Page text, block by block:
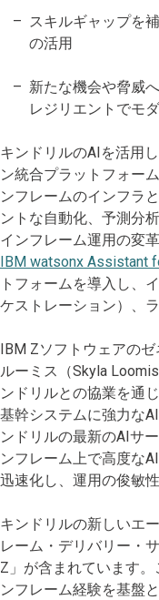
スキルギャップを
の活用
新たな機会や脅威
レジリエントでモ
キンドリルのAIを活用
ン統合プラットフォーム
ンフレームのインフラ
ントな自動化、予測分
インフレーム運用の変
IBM watsonx Assistant
トフォームを導入し、
ケストレーション）、
IBM Zソフトウェアの
ルーミス（Skyla
ンドリルとの協業を通
基幹システムに強力な
ンドリルの最新のAIサ
ンフレーム上で高度な
迅速化し、運用の俊敏
キンドリルの新しいエ
レーム・デリバリー・
Z」が含まれています
ンフレーム経験を基盤